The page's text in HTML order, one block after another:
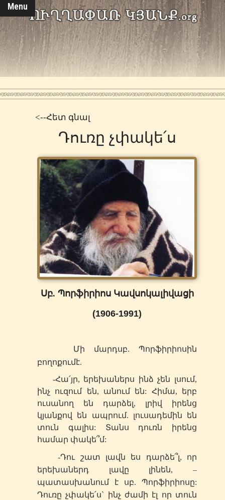
Menu
<--Հետ գնալ
Դուռը չփակե՛ս
Սբ. Պորֆիրիոս Կավսոկալիվացի
(1906-1991)
Մի մարդսբ. Պորֆիրիոսին
բողոքումէ.
-Հա՛յր, երեխաներս ինձ չեն լսում,
ինչ ուզում են, անում են: Հիմա, երբ
ուսանող են դարձել, լրիվ իրենց
կյանքով են ապրում. լուսադեմին են
տուն գալիս: Տանս դուռն իրենց
համար փակե՞մ:
-Դու շատ լավն ես դարձե՞լ, որ
երեխաներդ լավը լինեն, –
պատասխանում է սբ. Պորֆիրիոսը:
Դուռը չփակե՛ս` ինչ ժամի էլ որ տուն